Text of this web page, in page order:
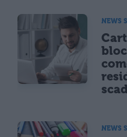
NEWS
NEWS